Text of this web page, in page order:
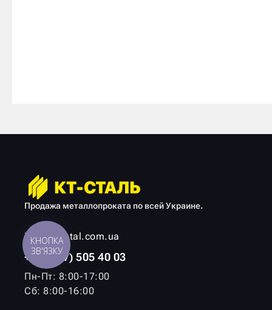
Продажа металлопроката по всей Украине.
info@kt-stal.com.ua
+38 (067) 505 40 03
Пн-Пт: 8:00-17:00
Сб: 8:00-16:00
КНОПКА
ЗВ'ЯЗКУ